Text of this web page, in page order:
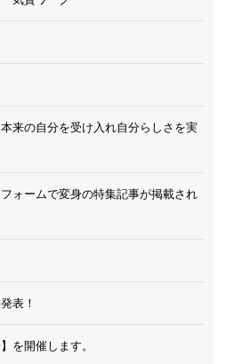
来の自分を受け入れ自分らしさを実
ォームで変身の特集記事が掲載され
表！
を開催します。